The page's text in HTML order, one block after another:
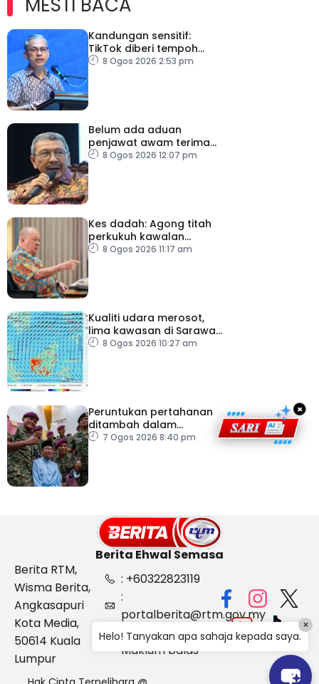
Kandungan sensitif:
TikTok diberi tempoh
perkukuh sistem
8 Ogos 2026 2:53 pm
Belum ada aduan
penjawat awam terima
tekanan daripada ahli
8 Ogos 2026 12:07 pm
Kes dadah: Agong titah
perkukuh kawalan
lapangan terbang, pintu
8 Ogos 2026 11:17 am
Kualiti udara merosot,
lima kawasan di Sarawak
catat IPU tidak sihat
8 Ogos 2026 10:27 am
Peruntukan pertahanan
ditambah dalam
Belanjawan 2027
7 Ogos 2026 8:40 pm
×
Berita Ehwal Semasa
Berita RTM,
Wisma Berita,
Angkasapuri
Kota Media,
50614 Kuala
Lumpur
: +60322823119
:
portalberita@rtm.gov.my
: Aduan &
Maklum balas
Helo! Tanyakan apa sahaja kepada saya.
×